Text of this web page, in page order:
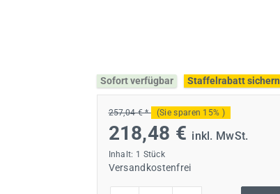
Sofort verfügbar
Staffelrabatt sichern
257,04 € * (Sie sparen 15% )
218,48 € inkl. MwSt.
Inhalt: 1 Stück
Versandkostenfrei